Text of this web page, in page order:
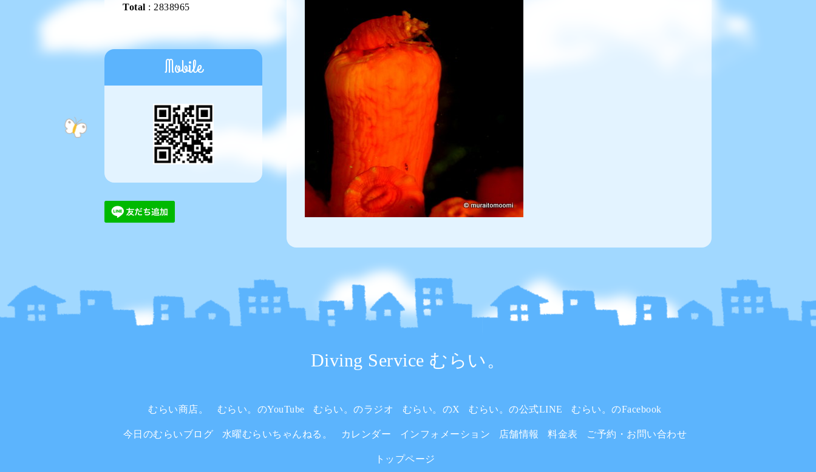
Total : 2838965
Mobile
Diving Service むらい。
むらい商店。 むらい。のYouTube むらい。のラジオ むらい。のX むらい。の公式LINE むらい。のFacebook
今日のむらいブログ 水曜むらいちゃんねる。 カレンダー インフォメーション 店舗情報 料金表 ご予約・お問い合わせ
トップページ